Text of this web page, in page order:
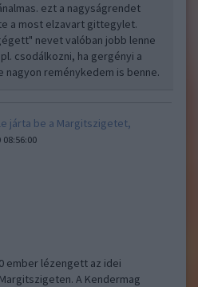
ezt a nagyságrendet
a most elzavart gittegylet.
nevet valóban jobb lenne
csodálkozni, ha gergényi a
nagyon reménykedem is benne.
járta be a Margitszigetet,
08:56:00
ember lézengett az idei
A Kendermag